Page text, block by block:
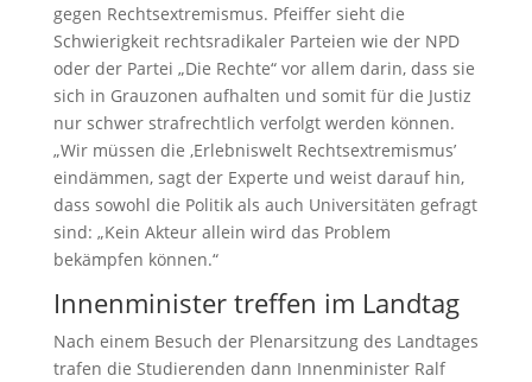
gegen Rechtsextremismus. Pfeiffer sieht die
Schwierigkeit rechtsradikaler Parteien wie der NPD
oder der Partei „Die Rechte“ vor allem darin, dass sie
sich in Grauzonen aufhalten und somit für die Justiz
nur schwer strafrechtlich verfolgt werden können.
„Wir müssen die ‚Erlebniswelt Rechtsextremismus’
eindämmen, sagt der Experte und weist darauf hin,
dass sowohl die Politik als auch Universitäten gefragt
sind: „Kein Akteur allein wird das Problem
bekämpfen können.“
Innenminister treffen im Landtag
Nach einem Besuch der Plenarsitzung des Landtages
trafen die Studierenden dann Innenminister Ralf